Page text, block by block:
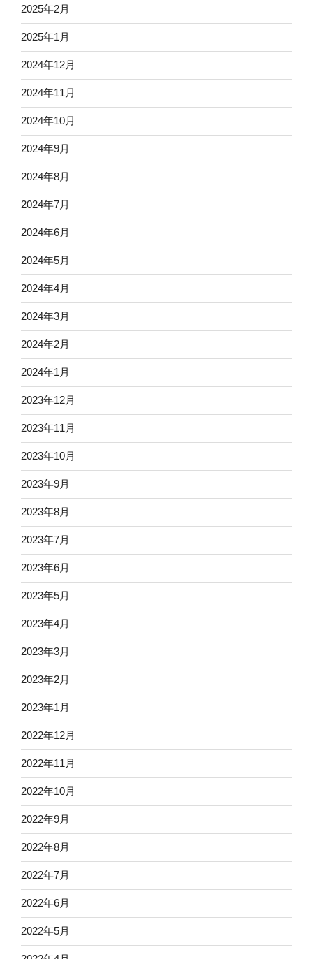
2025年2月
2025年1月
2024年12月
2024年11月
2024年10月
2024年9月
2024年8月
2024年7月
2024年6月
2024年5月
2024年4月
2024年3月
2024年2月
2024年1月
2023年12月
2023年11月
2023年10月
2023年9月
2023年8月
2023年7月
2023年6月
2023年5月
2023年4月
2023年3月
2023年2月
2023年1月
2022年12月
2022年11月
2022年10月
2022年9月
2022年8月
2022年7月
2022年6月
2022年5月